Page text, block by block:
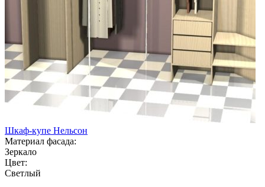
Шкаф-купе Нельсон
Материал фасада:
Зеркало
Цвет:
Светлый